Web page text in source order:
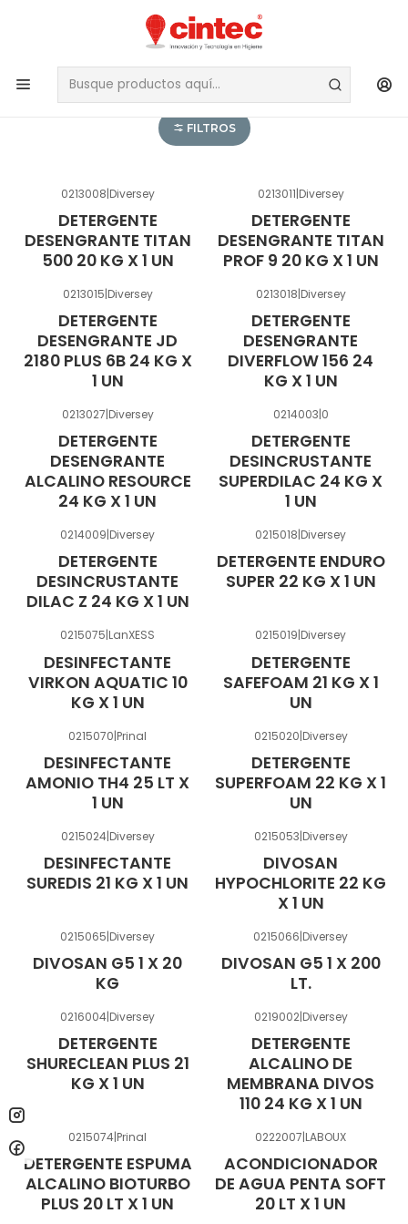
QUIMICOS
INDUSTRIALES
FILTROS
0213008|Diversey
DETERGENTE
DESENGRANTE TITAN
500 20 KG X 1 UN
0213011|Diversey
DETERGENTE
DESENGRANTE TITAN
PROF 9 20 KG X 1 UN
0213015|Diversey
DETERGENTE
DESENGRANTE JD
2180 PLUS 6B 24 KG X
1 UN
0213018|Diversey
DETERGENTE
DESENGRANTE
DIVERFLOW 156 24
KG X 1 UN
0213027|Diversey
DETERGENTE
DESENGRANTE
ALCALINO RESOURCE
24 KG X 1 UN
0214003|0
DETERGENTE
DESINCRUSTANTE
SUPERDILAC 24 KG X
1 UN
0214009|Diversey
DETERGENTE
DESINCRUSTANTE
DILAC Z 24 KG X 1 UN
0215018|Diversey
DETERGENTE ENDURO
SUPER 22 KG X 1 UN
0215075|LanXESS
DESINFECTANTE
VIRKON AQUATIC 10
KG X 1 UN
0215019|Diversey
DETERGENTE
SAFEFOAM 21 KG X 1
UN
0215070|Prinal
DESINFECTANTE
AMONIO TH4 25 LT X
1 UN
0215020|Diversey
DETERGENTE
SUPERFOAM 22 KG X 1
UN
0215024|Diversey
DESINFECTANTE
SUREDIS 21 KG X 1 UN
0215053|Diversey
DIVOSAN
HYPOCHLORITE 22 KG
X 1 UN
0215065|Diversey
DIVOSAN G5 1 X 20
KG
0215066|Diversey
DIVOSAN G5 1 X 200
LT.
0216004|Diversey
DETERGENTE
SHURECLEAN PLUS 21
KG X 1 UN
0219002|Diversey
DETERGENTE
ALCALINO DE
MEMBRANA DIVOS
110 24 KG X 1 UN
0215074|Prinal
DETERGENTE ESPUMA
ALCALINO BIOTURBO
PLUS 20 LT X 1 UN
0222007|LABOUX
ACONDICIONADOR
DE AGUA PENTA SOFT
20 LT X 1 UN